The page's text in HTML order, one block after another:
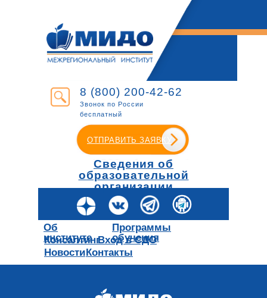
8 (800) 200-42-62
Звонок по России
бесплатный
ОТПРАВИТЬ ЗАЯВКУ
Сведения об
образовательной
организации
Об
институте
Программы
обучения
Консалтинг
Новости
Вход в СДО
Контакты